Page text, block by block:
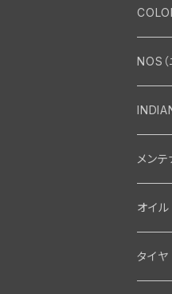
エンジ
エンジ
バルブ
マフラ
マフラ
インテ
エレク
ジェネ
ディス
駆動系
ドライ
スプロ
フロン
フロン
シート
Bolt・
Nut
Screw
Front
Fork-
Motor
Motor
NOS（
メンテ
オイル
タイヤ